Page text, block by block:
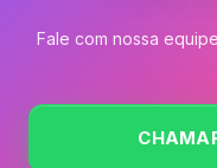
Fale com nossa